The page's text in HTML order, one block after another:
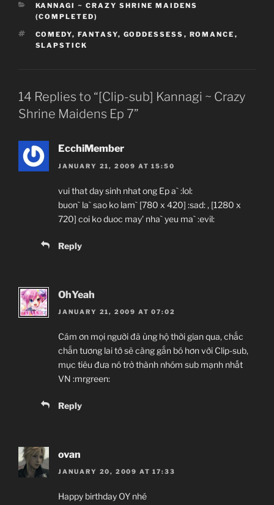
CATEGORIES
KANNAGI ~ CRAZY SHRINE MAIDENS
(COMPLETED)
TAGS
COMEDY, FANTASY, GODDESSESS , ROMANCE ,
SLAPSTICK
14 Replies to “[Clip-sub] Kannagi ~ Crazy
Shrine Maidens Ep 7”
EcchiMember
JANUARY 21, 2009 AT 15:50
vui that day sinh nhat ong Ep a` :lol:
buon` la` sao ko lam` [780 x 420] :sad: , [1280 x
720] coi ko duoc may’ nha` yeu ma` :evil:
Reply
OhYeah
JANUARY 21, 2009 AT 07:02
Cám ơn mọi người đã ủng hộ thời gian qua, chắc
chắn tương lai tớ sẽ càng gắn bó hơn với Clip-sub,
mục tiêu đưa nó trở thành nhóm sub mạnh nhất
VN :mrgreen:
Reply
ovan
JANUARY 20, 2009 AT 17:33
Happy birthday OY nhé